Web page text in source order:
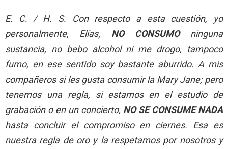
E. C. / H. S. Con respecto a esta cuestión, yo
personalmente, Elías, NO CONSUMOninguna
sustancia, no bebo alcohol ni me drogo, tampoco
fumo, en ese sentido soy bastante aburrido. A mis
compañeros si les gusta consumir la Mary Jane; pero
tenemos una regla, si estamos en el estudio de
grabación o en un concierto, NO SE CONSUME NADA
hasta concluir el compromiso en ciernes. Esa es
nuestra regla de oro y la respetamos por nosotros y